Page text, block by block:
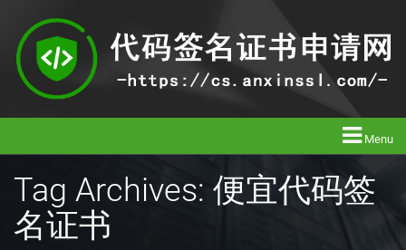
Menu
Tag Archives: 便宜代码签
名证书